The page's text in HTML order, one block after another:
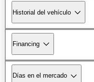
Historial del vehículo
Financing
Días en el mercado